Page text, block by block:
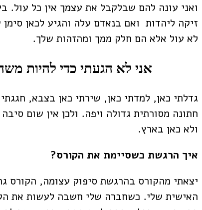
ואני עונה להם שבלקבל את עצמך אין כל עול.
זיקה ליהדות ואם בנאדם עלה והגיע לכאן
לא עול אלא הם חלק ממך ומהזהות שלך.
אני לא הגעתי כדי להיות
גדלתי כאן, למדתי כאן, שירתי כאן בצבא,
חתונה מסורתית גדולה ויפה. ולכן אין שום
ולא כאן בארץ.
איך הרגשת כשסיימת את הקורס?
יצאתי מהקורס בהרגשת סיפוק עצומה, הקורס
האישית שלי. כשחברה שלי חשבה לעשות את